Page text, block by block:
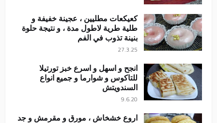
كعيكعات مطليين ، عجينة خفيفة و
طلية طرية لاطول مدة ، و نتيجة حلوة
بنينة تذوب في الفم
27.3.25
انجح و اسهل و اسرع خبز تورتيلا
للتاكوس و شوارما و جميع انواع
السندويتش
9.6.20
اروع خشخاش ، مورق و مقرمش و جد